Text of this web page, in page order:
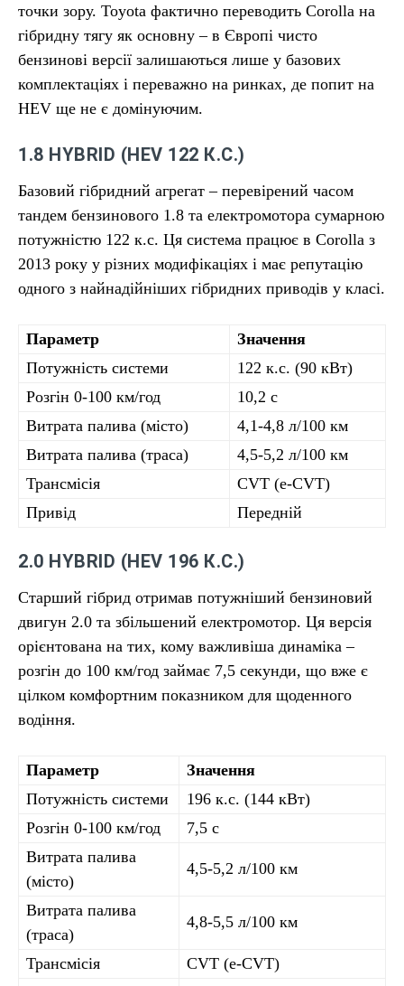
точки зору. Toyota фактично переводить Corolla на
гібридну тягу як основну – в Європі чисто
бензинові версії залишаються лише у базових
комплектаціях і переважно на ринках, де попит на
HEV ще не є домінуючим.
1.8 HYBRID (HEV 122 К.С.)
Базовий гібридний агрегат – перевірений часом
тандем бензинового 1.8 та електромотора сумарною
потужністю 122 к.с. Ця система працює в Corolla з
2013 року у різних модифікаціях і має репутацію
одного з найнадійніших гібридних приводів у класі.
Параметр
Значення
Потужність системи
122 к.с. (90 кВт)
Розгін 0-100 км/год
10,2 с
Витрата палива (місто)
4,1-4,8 л/100 км
Витрата палива (траса)
4,5-5,2 л/100 км
Трансмісія
CVT (e-CVT)
Привід
Передній
2.0 HYBRID (HEV 196 К.С.)
Старший гібрид отримав потужніший бензиновий
двигун 2.0 та збільшений електромотор. Ця версія
орієнтована на тих, кому важливіша динаміка –
розгін до 100 км/год займає 7,5 секунди, що вже є
цілком комфортним показником для щоденного
водіння.
Параметр
Значення
Потужність системи
196 к.с. (144 кВт)
Розгін 0-100 км/год
7,5 с
Витрата палива
(місто)
4,5-5,2 л/100 км
Витрата палива
(траса)
4,8-5,5 л/100 км
Трансмісія
CVT (e-CVT)